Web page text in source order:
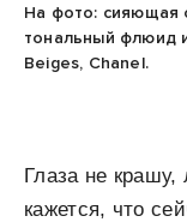
На фото: сияющая
тональный флюид
Beiges, Chanel.
Глаза не
кажется, что